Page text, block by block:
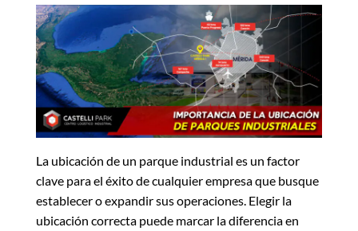
La ubicación de un parque industrial es un factor
clave para el éxito de cualquier empresa que busque
establecer o expandir sus operaciones. Elegir la
ubicación correcta puede marcar la diferencia en